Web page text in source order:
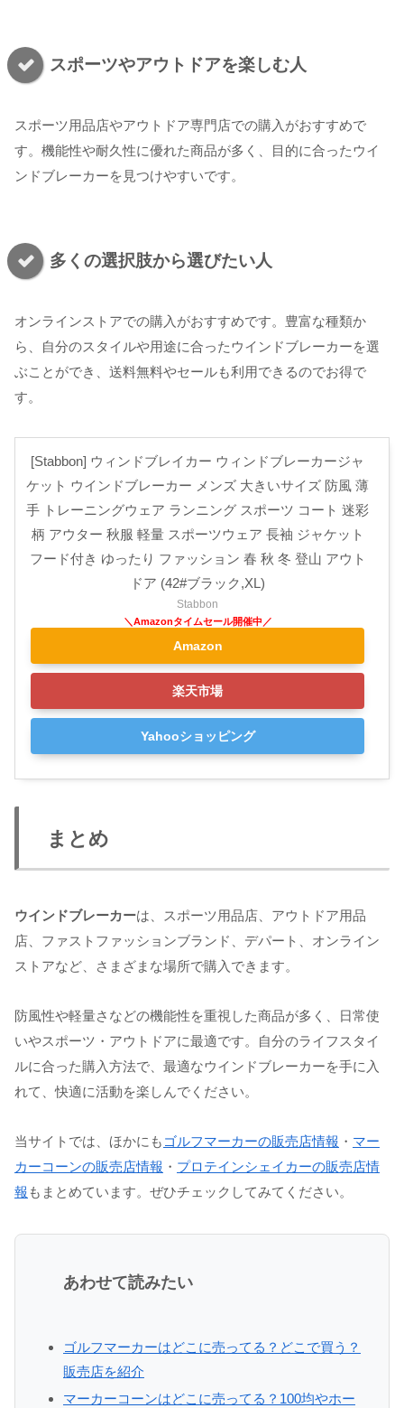
スポーツやアウトドアを楽しむ人
スポーツ用品店やアウトドア専門店での購入がおすすめで
す。機能性や耐久性に優れた商品が多く、目的に合ったウイ
ンドブレーカーを見つけやすいです。
多くの選択肢から選びたい人
オンラインストアでの購入がおすすめです。豊富な種類か
ら、自分のスタイルや用途に合ったウインドブレーカーを選
ぶことができ、送料無料やセールも利用できるのでお得で
す。
[Stabbon] ウィンドブレイカー ウィンドブレーカージャ
ケット ウインドブレーカー メンズ 大きいサイズ 防風 薄
手 トレーニングウェア ランニング スポーツ コート 迷彩
柄 アウター 秋服 軽量 スポーツウェア 長袖 ジャケット
フード付き ゆったり ファッション 春 秋 冬 登山 アウト
ドア (42#ブラック,XL)
Stabbon
Amazon
楽天市場
Yahooショッピング
まとめ
ウインドブレーカーは、スポーツ用品店、アウトドア用品
店、ファストファッションブランド、デパート、オンライン
ストアなど、さまざまな場所で購入できます。
防風性や軽量さなどの機能性を重視した商品が多く、日常使
いやスポーツ・アウトドアに最適です。自分のライフスタイ
ルに合った購入方法で、最適なウインドブレーカーを手に入
れて、快適に活動を楽しんでください。
当サイトでは、ほかにも ゴルフマーカーの販売店情報 ・ マー
カーコーンの販売店情報 ・ プロテインシェイカーの販売店情
報 もまとめています。ぜひチェックしてみてください。
あわせて読みたい
ゴルフマーカーはどこに売ってる？どこで買う？
販売店を紹介
マーカーコーンはどこに売ってる？100均やホー